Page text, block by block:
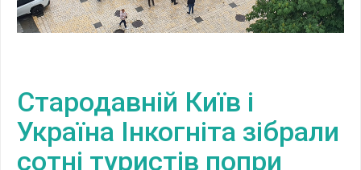
Стародавній Київ і
Україна Інкогніта зібрали
сотні туристів попри